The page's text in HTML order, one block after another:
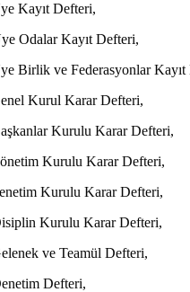
Kayıt Defteri,
Odalar Kayıt Defteri,
Birlik ve Federasyonlar Kayıt
Kurul Karar Defteri,
Kurulu Karar Defteri,
Kurulu Karar Defteri,
Kurulu Karar Defteri,
Kurulu Karar Defteri,
ve Teamül Defteri,
Defteri,